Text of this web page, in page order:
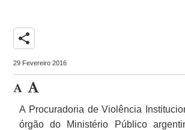
share
29 Fevereiro 2016
A Procuradoria de Violência
órgão do Ministério Público